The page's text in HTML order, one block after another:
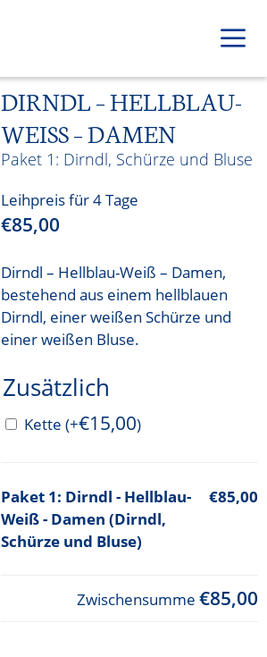
Menu
DIRNDL – HELLBLAU-
WEISS – DAMEN
Dirndl, Schürze und Bluse
Leihpreis für 4 Tage
€85,00
Dirndl – Hellblau-Weiß – Damen,
bestehend aus einem hellblauen
Dirndl, einer weißen Schürze und
einer weißen Bluse.
Zusätzlich
Kette(+€15,00)
Dirndl - Hellblau-
Weiß - Damen (Dirndl,
Schürze und Bluse)
€85,00
Zwischensumme €85,00